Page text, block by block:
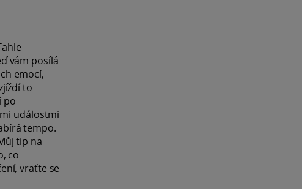
vám posílá
emocí,
to
po
událostmi
tempo.
tip na
co
vraťte se